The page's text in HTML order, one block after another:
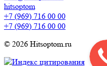
hitsoptom
+7 (969) 716 00 00
+7 (969) 716 00 00
© 2026 Hitsoptom.ru